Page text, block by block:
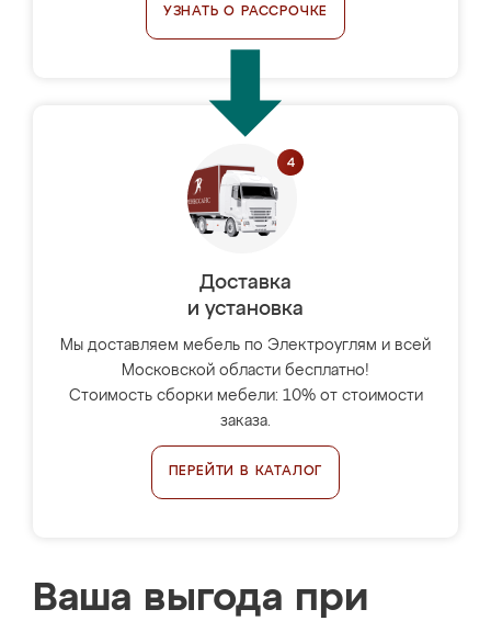
УЗНАТЬ О РАССРОЧКЕ
Доставка
и установка
Мы доставляем мебель по Электроуглям и всей
Московской области бесплатно!
Стоимость сборки мебели: 10% от стоимости
заказа.
ПЕРЕЙТИ В КАТАЛОГ
Ваша выгода при